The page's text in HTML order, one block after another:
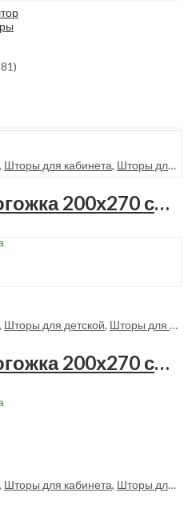
, Шторы для кабинета, Шторы для спальни
Штора блэкаут рогожка 200х270 см — 1 шт — 70045
, Шторы для детской, Шторы для кабинета
Штора блэкаут рогожка 200х270 см — 1 шт — 70046
, Шторы для кабинета, Шторы для спальни